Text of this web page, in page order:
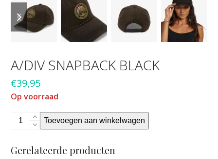
previous
slide
next
slide
A/DIV SNAPBACK BLACK
€39,95
Op voorraad
A/DIV
snapback
aantal
Toevoegen aan winkelwagen
Gerelateerde producten